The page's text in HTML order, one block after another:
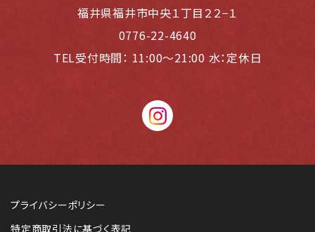
福井県福井市中央１丁目２２−１
0776-22-4640
TEL受付時間： 11:00〜21:00 水：定休日
instagram
プライバシーポリシー
特定商取引法に基づく表記